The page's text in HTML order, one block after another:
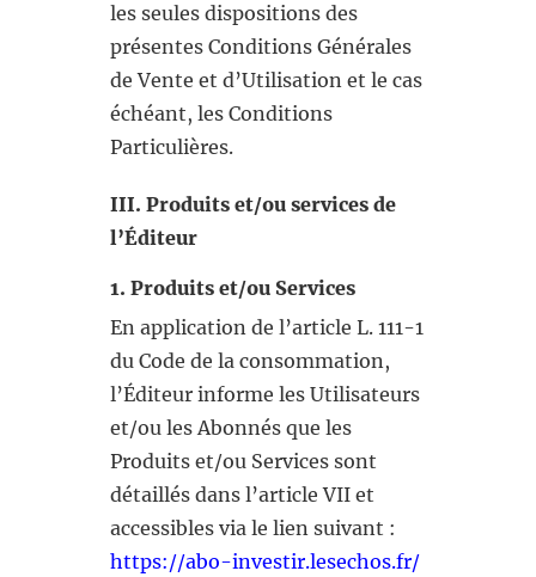
les seules dispositions des
présentes Conditions Générales
de Vente et d’Utilisation et le cas
échéant, les Conditions
Particulières.
III. Produits et/ou services de
l’Éditeur
1. Produits et/ou Services
En application de l’article L. 111-1
du Code de la consommation,
l’Éditeur informe les Utilisateurs
et/ou les Abonnés que les
Produits et/ou Services sont
détaillés dans l’article VII et
accessibles via le lien suivant :
https://abo-investir.lesechos.fr/